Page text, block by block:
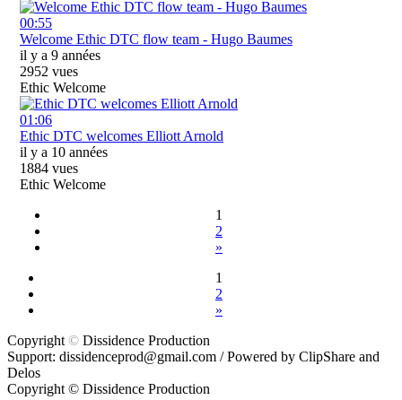
00:55
Welcome Ethic DTC flow team - Hugo Baumes
il y a 9 années
2952 vues
Ethic Welcome
01:06
Ethic DTC welcomes Elliott Arnold
il y a 10 années
1884 vues
Ethic Welcome
1
2
»
1
2
»
Copyright © Dissidence Production
Support: dissidenceprod@gmail.com / Powered by ClipShare and
Delos
Copyright © Dissidence Production